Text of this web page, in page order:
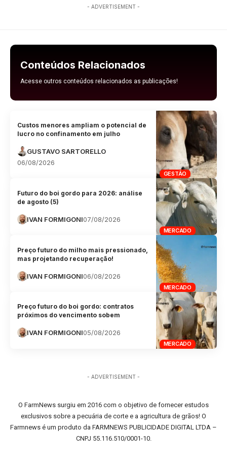
- ADVERTISEMENT -
Conteúdos Relacionados
Acesse outros conteúdos relacionados as publicações!
GESTÃO
Custos menores ampliam o potencial de
lucro no confinamento em julho
GUSTAVO SARTORELLO
06/08/2026
MERCADO
Futuro do boi gordo para 2026: análise
de agosto (5)
IVAN FORMIGONI07/08/2026
MERCADO
Preço futuro do milho mais pressionado,
mas projetando recuperação!
IVAN FORMIGONI06/08/2026
MERCADO
Preço futuro do boi gordo: contratos
próximos do vencimento sobem
IVAN FORMIGONI05/08/2026
- ADVERTISEMENT -
O FarmNews surgiu em 2016 com o objetivo de fornecer estudos
exclusivos sobre a pecuária de corte e a agricultura de grãos! O
Farmnews é um produto da FARMNEWS PUBLICIDADE DIGITAL LTDA –
CNPJ 55.116.510/0001-10.